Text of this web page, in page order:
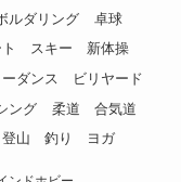
ルダリング
卓球
スキー
新体操
ダンス
ビリヤード
ング 柔道
合気道
登山 釣り ヨガ